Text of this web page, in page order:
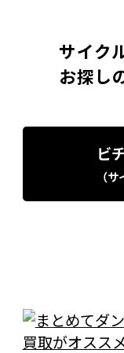
サイク
お探し
ビ
（